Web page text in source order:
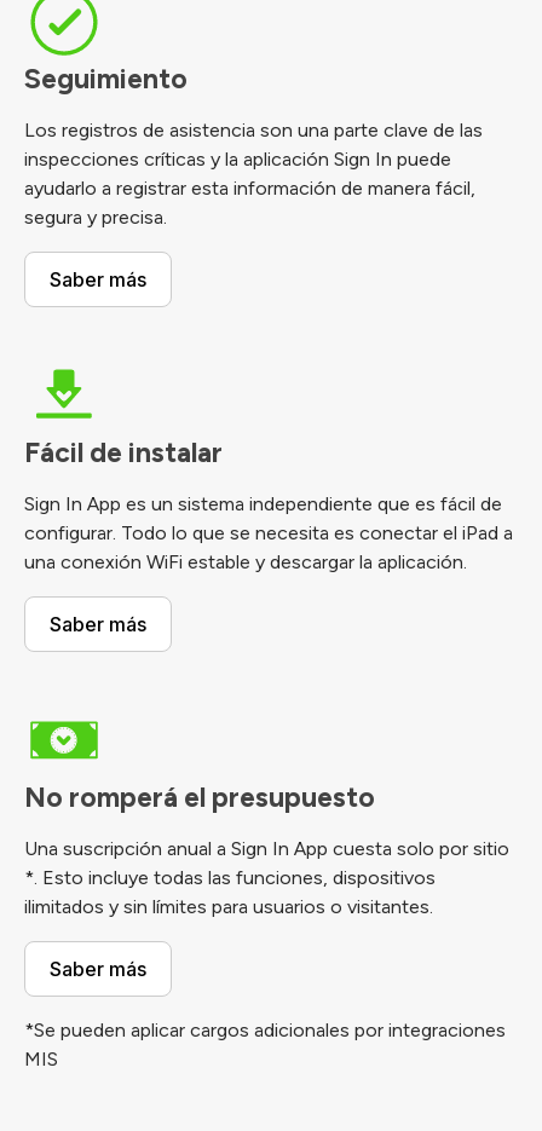
Seguimiento
Los registros de asistencia son una parte clave de las
inspecciones críticas y la aplicación Sign In puede
ayudarlo a registrar esta información de manera fácil,
segura y precisa.
Saber más
Fácil de instalar
Sign In App es un sistema independiente que es fácil de
configurar. Todo lo que se necesita es conectar el iPad a
una conexión WiFi estable y descargar la aplicación.
Saber más
No romperá el presupuesto
Una suscripción anual a Sign In App cuesta solo por sitio
*. Esto incluye todas las funciones, dispositivos
ilimitados y sin límites para usuarios o visitantes.
Saber más
*Se pueden aplicar cargos adicionales por integraciones
MIS